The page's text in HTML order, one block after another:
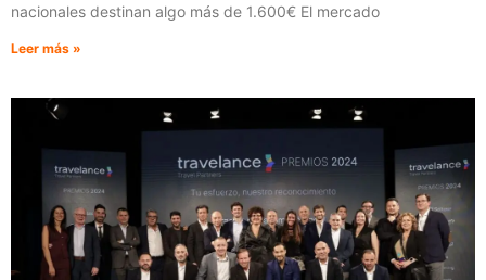
nacionales destinan algo más de 1.600€ El mercado
Leer más »